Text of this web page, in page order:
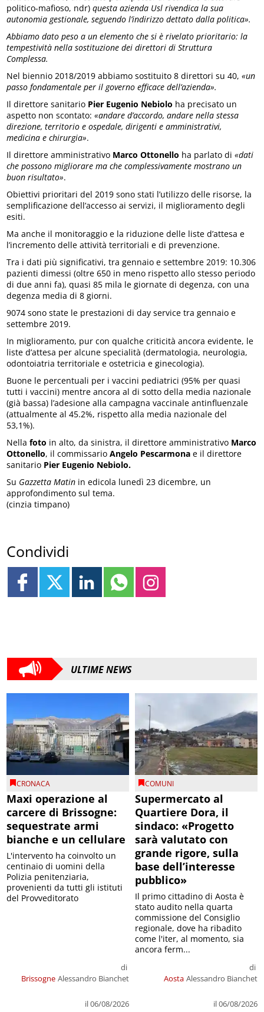
politico-mafioso, ndr) questa azienda Usl rivendica la sua
autonomia gestionale, seguendo l’indirizzo dettato dalla politica».
Abbiamo dato peso a un elemento che si è rivelato prioritario: la
tempestività nella sostituzione dei direttori di Struttura
Complessa.
Nel biennio 2018/2019 abbiamo sostituito 8 direttori su 40, «un
passo fondamentale per il governo efficace dell’azienda».
Il direttore sanitario Pier Eugenio Nebiolo ha precisato un
aspetto non scontato: «andare d’accordo, andare nella stessa
direzione, territorio e ospedale, dirigenti e amministrativi,
medicina e chirurgia».
Il direttore amministrativo Marco Ottonello ha parlato di«dati
che possono migliorare ma che complessivamente mostrano un
buon risultato».
Obiettivi prioritari del 2019 sono stati l’utilizzo delle risorse, la
semplificazione dell’accesso ai servizi, il miglioramento degli
esiti.
Ma anche il monitoraggio e la riduzione delle liste d’attesa e
l’incremento delle attività territoriali e di prevenzione.
Tra i dati più significativi, tra gennaio e settembre 2019: 10.306
pazienti dimessi (oltre 650 in meno rispetto allo stesso periodo
di due anni fa), quasi 85 mila le giornate di degenza, con una
degenza media di 8 giorni.
9074 sono state le prestazioni di day service tra gennaio e
settembre 2019.
In miglioramento, pur con qualche criticità ancora evidente, le
liste d’attesa per alcune specialità (dermatologia, neurologia,
odontoiatria territoriale e ostetricia e ginecologia).
Buone le percentuali per i vaccini pediatrici (95% per quasi
tutti i vaccini) mentre ancora al di sotto della media nazionale
(già bassa) l’adesione alla campagna vaccinale antinfluenzale
(attualmente al 45.2%, rispetto alla media nazionale del
53,1%).
Nella foto in alto, da sinistra, il direttore amministrativo Marco
Ottonello, il commissarioAngelo Pescarmona e il direttore
sanitario Pier Eugenio Nebiolo.
Su Gazzetta Matin in edicola lunedì 23 dicembre, un
approfondimento sul tema.
(cinzia timpano)
Condividi
ULTIME NEWS
CRONACA
Maxi operazione al
carcere di Brissogne:
sequestrate armi
bianche e un cellulare
Brissogne
di
Alessandro Bianchet
il 06/08/2026
L'intervento ha coinvolto un
centinaio di uomini della
Polizia penitenziaria,
provenienti da tutti gli istituti
del Provveditorato
COMUNI
Supermercato al
Quartiere Dora, il
sindaco: «Progetto
sarà valutato con
grande rigore, sulla
base dell’interesse
pubblico»
Aosta
di
Alessandro Bianchet
il 06/08/2026
Il primo cittadino di Aosta è
stato audito nella quarta
commissione del Consiglio
regionale, dove ha ribadito
come l'iter, al momento, sia
ancora ferm...